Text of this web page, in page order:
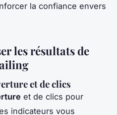
la confiance envers
les résultats de
et de clics
et de clics pour
indicateurs vous